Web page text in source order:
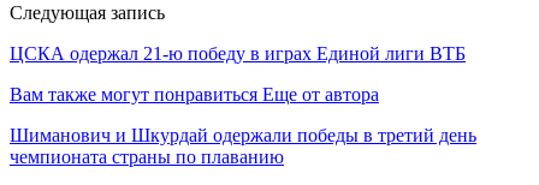
Следующая запись
ЦСКА одержал 21-ю победу в играх Единой лиги ВТБ
Вам также могут понравиться Еще от автора
Шиманович и Шкурдай одержали победы в третий день
чемпионата страны по плаванию